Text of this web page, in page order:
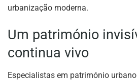
urbanização moderna.
Um património
continua vivo
Especialistas em património